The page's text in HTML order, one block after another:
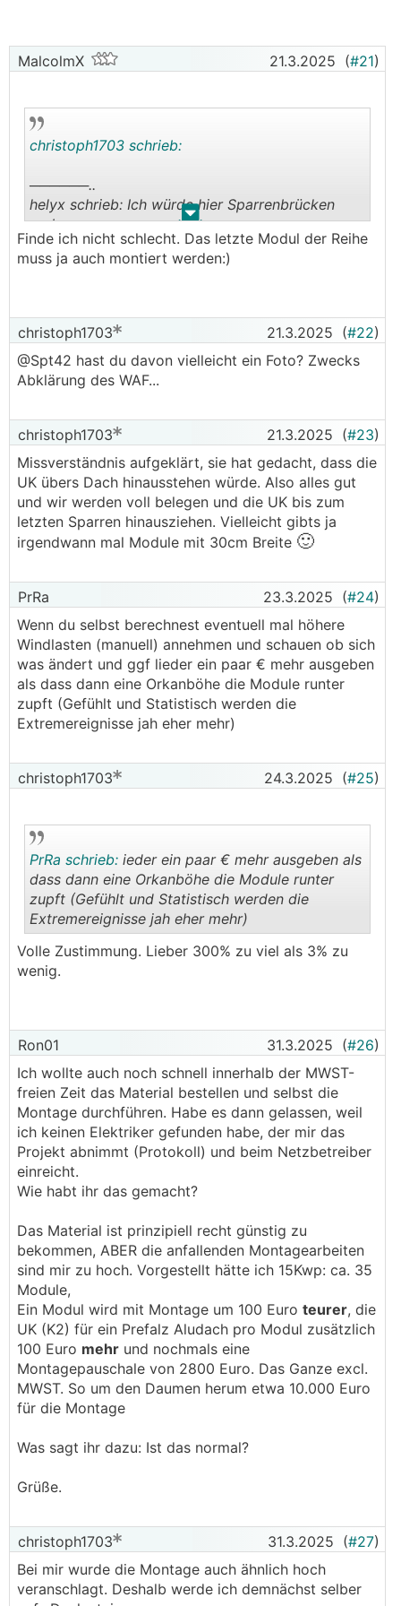
MalcolmX 21.3.2025 (#21)
. .
christoph1703 schrieb:
──────..
helyx schrieb: Ich würde hier Sparrenbrücken
verbauen.
───────────────
dazu gibts eine Alu Grundplatte die du auf 2
Sparren schrauben kannst und den Haken
beliebig dazwischen platzieren.
───────────────
Gesehen hab ich die schon, aber dann einfach
nicht dran gedacht. Danke!
──────..
Spt42 schrieb: Liegt der letzte Sparren
"außerhalb" der Giebelmauer?
───────────────
Ja, der ist außerhalb und unter den
Ortgangsteinen.
──────..
Spt42 schrieb: am 45° steilen Dach ist so ein
"Fixpunkt" sehr sehr angenehm.
───────────────
Das ist ein guter Punkt, dann machen wir das
Finde ich nicht schlecht. Das letzte Modul der Reihe
muss ja auch montiert werden:)
christoph1703 21.3.2025 (#22)
@Spt42 hast du davon vielleicht ein Foto? Zwecks
Abklärung des WAF...
christoph1703 21.3.2025 (#23)
Missverständnis aufgeklärt, sie hat gedacht, dass die
UK übers Dach hinausstehen würde. Also alles gut
und wir werden voll belegen und die UK bis zum
letzten Sparren hinausziehen. Vielleicht gibts ja
irgendwann mal Module mit 30cm Breite 🙂
PrRa 23.3.2025 (#24)
Wenn du selbst berechnest eventuell mal höhere
Windlasten (manuell) annehmen und schauen ob sich
was ändert und ggf lieder ein paar € mehr ausgeben
als dass dann eine Orkanböhe die Module runter
zupft (Gefühlt und Statistisch werden die
Extremereignisse jah eher mehr)
christoph1703 24.3.2025 (#25)
..
PrRa schrieb: ieder ein paar € mehr ausgeben als
dass dann eine Orkanböhe die Module runter
zupft (Gefühlt und Statistisch werden die
Extremereignisse jah eher mehr)
Volle Zustimmung. Lieber 300% zu viel als 3% zu
wenig.
Ron01 31.3.2025 (#26)
Ich wollte auch noch schnell innerhalb der MWST-
freien Zeit das Material bestellen und selbst die
Montage durchführen. Habe es dann gelassen, weil
ich keinen Elektriker gefunden habe, der mir das
Projekt abnimmt (Protokoll) und beim Netzbetreiber
einreicht.
Wie habt ihr das gemacht?
Das Material ist prinzipiell recht günstig zu
bekommen, ABER die anfallenden Montagearbeiten
sind mir zu hoch. Vorgestellt hätte ich 15Kwp: ca. 35
Module,
Ein Modul wird mit Montage um 100 Euro teurer, die
UK (K2) für ein Prefalz Aludach pro Modul zusätzlich
100 Euro mehr und nochmals eine
Montagepauschale von 2800 Euro. Das Ganze excl.
MWST. So um den Daumen herum etwa 10.000 Euro
für die Montage
Was sagt ihr dazu: Ist das normal?
Grüße.
christoph1703 31.3.2025 (#27)
Bei mir wurde die Montage auch ähnlich hoch
veranschlagt. Deshalb werde ich demnächst selber